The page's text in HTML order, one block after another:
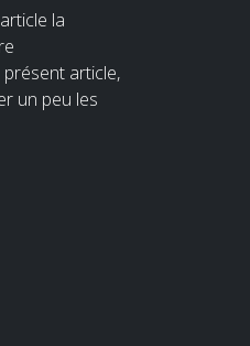
la
article,
un peu les